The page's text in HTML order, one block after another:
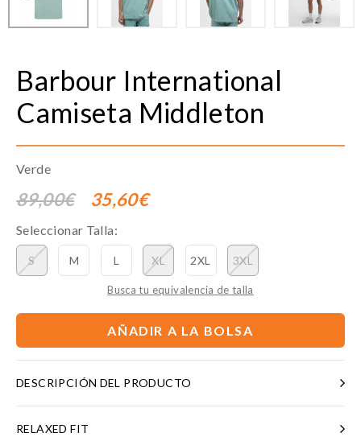
Barbour International
Camiseta Middleton
Verde
89,00€ 35,60€
Seleccionar Talla:
S M L XL 2XL 3XL
Busca tu equivalencia de talla
AÑADIR A LA BOLSA
DESCRIPCIÓN DEL PRODUCTO
RELAXED FIT